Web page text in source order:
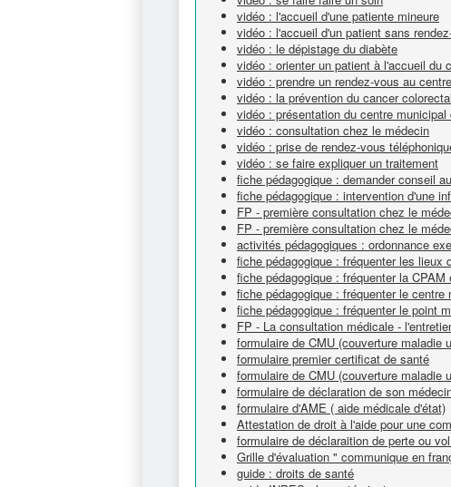
vidéo : l'accueil d'une patiente mineure
vidéo : l'accueil d'un patient sans
vidéo : le dépistage du diabète
vidéo : orienter un patient à l'accueil du
vidéo : prendre un rendez-vous au
vidéo : la prévention du cancer colorectal
vidéo : présentation du centre municipal
vidéo : consultation chez le médecin
vidéo : prise de rendez-vous
vidéo : se faire expliquer un traitement
fiche pédagogique : demander conseil
fiche pédagogique : intervention d'une
FP - première consultation chez le
FP - première consultation chez le
activités pédagogiques : ordonnance
fiche pédagogique : fréquenter les lieux
fiche pédagogique : fréquenter la
fiche pédagogique : fréquenter le
fiche pédagogique : fréquenter le point
FP - La consultation médicale -
formulaire de CMU (couverture maladie
formulaire premier certificat de santé
formulaire de CMU (couverture maladie
formulaire de déclaration de son
formulaire d'AME ( aide médicale d'état)
Attestation de droit à l'aide pour une
formulaire de déclaraition de perte ou
Grille d'évaluation " communique en
guide : droits de santé